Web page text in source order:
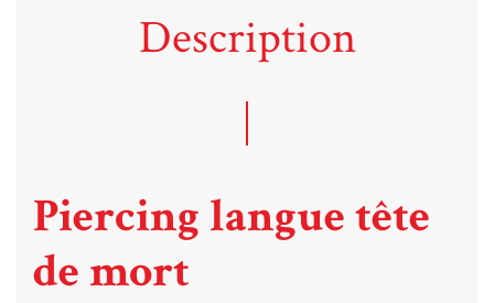
Description
Piercing langue tête
de mort